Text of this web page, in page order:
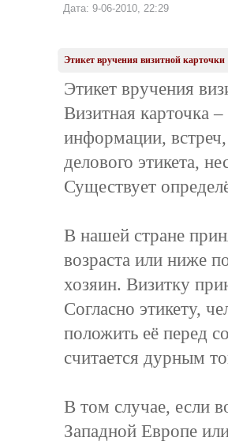
Дата: 9-06-2010, 22:29
Этикет вручения визитной карточки
Этикет вручения
Визитная карточка
информации,
делового этикета,
Существует
В нашей стране
возраста или ниже
хозяин. Визитку
Согласно этикету,
положить её перед
считается дурным
В том случае, если
Западной Европе